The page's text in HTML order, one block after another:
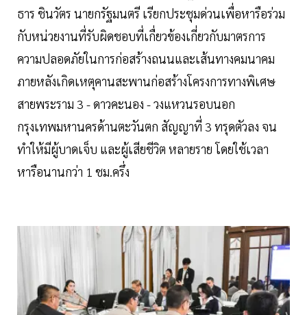
ธาร ชินวัตร นายกรัฐมนตรี เรียกประชุมด่วนเพื่อหารือร่วม
กับหน่วยงานที่รับผิดชอบที่เกื่ยวข้องเกี่ยวกับมาตรการ
ความปลอดภัยในการก่อสร้างถนนและเส้นทางคมนาคม
ภายหลังเกิดเหตุคานสะพานก่อสร้างโครงการทางพิเศษ
สายพระราม 3 - ดาวคะนอง - วงแหวนรอบนอก
กรุงเทพมหานครด้านตะวันตก สัญญาที่ 3 ทรุดตัวลง จน
ทำให้มีผู้บาดเจ็บ และผู้เสียชีวิต หลายราย โดยใช้เวลา
หารือนานกว่า 1 ชม.ครึ่ง